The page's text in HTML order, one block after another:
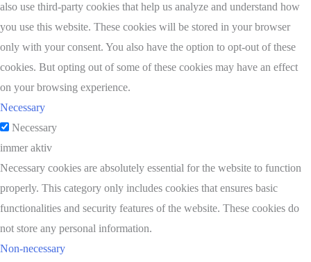
also use third-party cookies that help us analyze and understand how
you use this website. These cookies will be stored in your browser
only with your consent. You also have the option to opt-out of these
cookies. But opting out of some of these cookies may have an effect
on your browsing experience.
Necessary
Necessary
immer aktiv
Necessary cookies are absolutely essential for the website to function
properly. This category only includes cookies that ensures basic
functionalities and security features of the website. These cookies do
not store any personal information.
Non-necessary